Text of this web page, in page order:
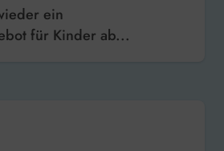
ein
für Kinder ab...